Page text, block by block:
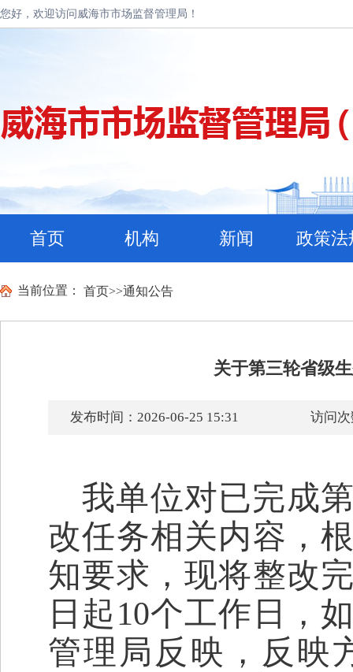
您好，欢迎访问威海市市场监督管理局！
首页 机构 新闻 政策法
当前位置： 首页>>通知公告
关于第三轮省级
发布时间：2026-06-25 15:31 访问
我单位对已完成
改任务相关内容 ，
知要求，现将整改
日起10个工作日，
管理局反映，反映